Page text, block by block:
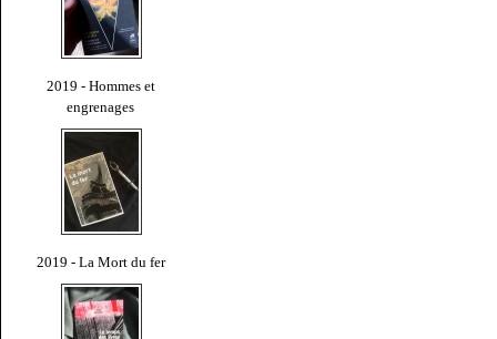
2019 - Hommes et
engrenages
2019 - La Mort du fer